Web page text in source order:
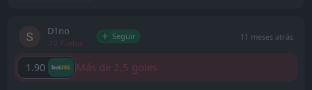
D1no
-10 Puntos
Seguir 11 meses atrás
1.90 Más de 2,5 goles